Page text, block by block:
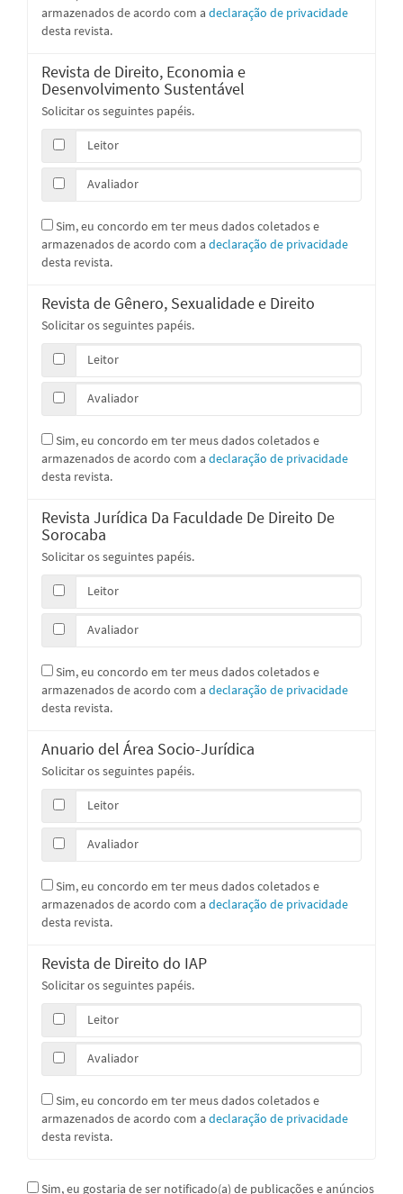
armazenados de acordo com a declaração de privacidade
desta revista.
Revista de Direito, Economia e
Desenvolvimento Sustentável
Solicitar os seguintes papéis.
Leitor
Avaliador
armazenados de acordo com a declaração de privacidade
desta revista.
Revista de Gênero, Sexualidade e Direito
Solicitar os seguintes papéis.
Leitor
Avaliador
armazenados de acordo com a declaração de privacidade
desta revista.
Revista Jurídica Da Faculdade De Direito De
Sorocaba
Solicitar os seguintes papéis.
Leitor
Avaliador
armazenados de acordo com a declaração de privacidade
desta revista.
Anuario del Área Socio-Jurídica
Solicitar os seguintes papéis.
Leitor
Avaliador
armazenados de acordo com a declaração de privacidade
desta revista.
Revista de Direito do IAP
Solicitar os seguintes papéis.
Leitor
Avaliador
armazenados de acordo com a declaração de privacidade
desta revista.